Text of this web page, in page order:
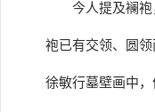
今人提及襕
袍已有交领、圆领
徐敏行墓壁画中